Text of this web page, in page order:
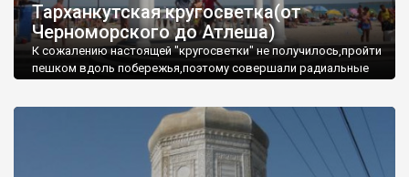
Тарханкутская кругосветка(от
Черноморского до Атлеша)
К сожалению настоящей "кругосветки" не получилось,пройти
пешком вдоль побережья,поэтому совершали радиальные